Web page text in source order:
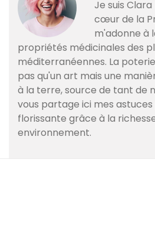
Je suis
cœur de la
m'adonne à
propriétés médicinales des
méditerranéennes. La
pas qu'un art mais une
à la terre, source de tant de
vous partage ici mes
florissante grâce à la
environnement.